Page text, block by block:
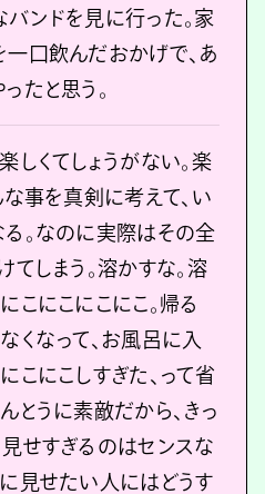
ンドを見に行った。家
口飲んだおかげで、あ
たと思う。
しくてしょうがない。楽
な事を真剣に考えて、い
。なのに実際はその全
てしまう。溶かすな。溶
こにこにこにこ。帰る
くなって、お風呂に入
こにこしすぎた、って省
とうに素敵だから、きっ
せすぎるのはセンスな
見せたい人にはどうす